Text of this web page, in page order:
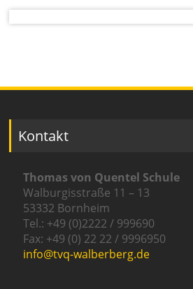
Kontakt
Thomas von Quentel Schule
Walburgisstraße 11 – 13
53332 Bornheim
Tel.: +49 (0)2222 / 999690
Fax: +49 (0) 22 22 / 9996950
info@tvq-walberberg.de